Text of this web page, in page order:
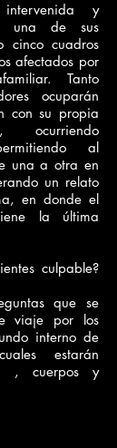
y
una de sus
cinco cuadros
afectados por
Tanto
ocuparán
con su propia
al
una a otra en
un relato
en donde el
la última
culpable?
que se
viaje por los
interno de
estarán
, cuerpos y